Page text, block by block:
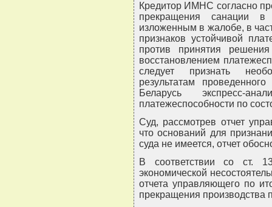
Кредитор ИМНС согласно
прекращения санации
изложенным в жалобе, в
признаков устойчивой
против принятия
восстановлением
следует признать
результатам
Беларусь экспресс-
платежеспособности по
Суд, рассмотрев отчет
что оснований для
суда не имеется, отчет
В соответствии со ст.
экономической
отчета управляющего по
прекращения производства